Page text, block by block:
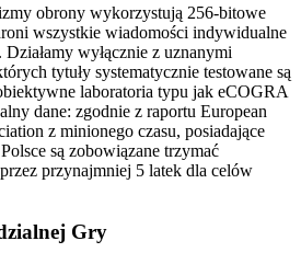
obrony wykorzystują 256-bitowe
wszystkie wiadomości indywidualne
wyłącznie z uznanymi
tytuły systematycznie testowane są
laboratoria typu jak eCOGRA
dane: zgodnie z raportu European
z minionego czasu, posiadające
są zobowiązane trzymać
przynajmniej 5 latek dla celów
Gry